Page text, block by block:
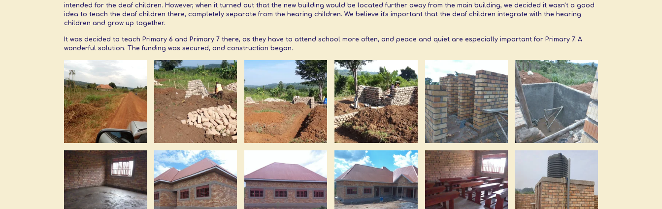
intended for the deaf children. However, when it turned out that the new building would be located further away from the main building, we decided it wasn't a good
idea to teach the deaf children there, completely separate from the hearing children. We believe it's important that the deaf children integrate with the hearing
children and grow up together.
It was decided to teach Primary 6 and Primary 7 there, as they have to attend school more often, and peace and quiet are especially important for Primary 7. A
wonderful solution. The funding was secured, and construction began.